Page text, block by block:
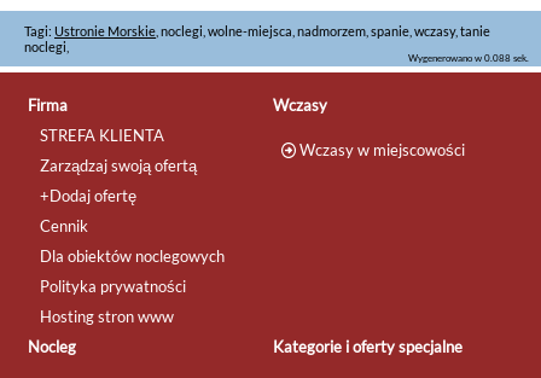
Tagi: Ustronie Morskie , noclegi, wolne-miejsca, nadmorzem, spanie, wczasy, tanie
noclegi,
Wygenerowano w 0.088 sek.
Firma
STREFA KLIENTA
Zarządzaj swoją ofertą
+Dodaj ofertę
Cennik
Dla obiektów noclegowych
Polityka prywatności
Hosting stron www
Wczasy
Wczasy w miejscowości
Nocleg Kategorie i oferty specjalne